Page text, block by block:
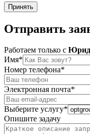
Принять
Отправить
Работаем только c
Имя*
Номер телефона*
Электронная почта*
Выберите услугу*
Опишите задачу